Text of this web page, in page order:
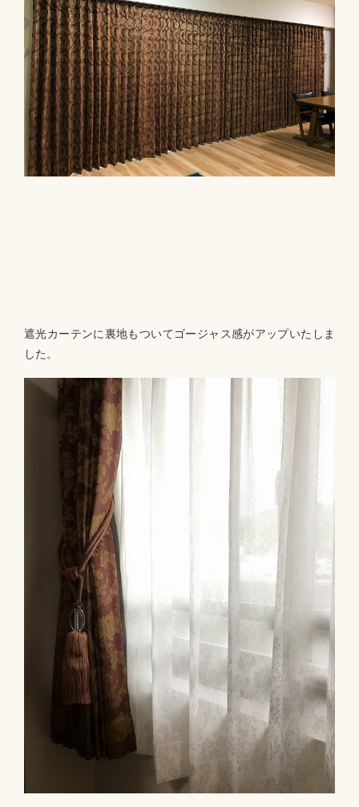
遮光カーテンに裏地もついてゴージャス感がアップいたしま
した。